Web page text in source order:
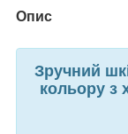
Опис
Зручний
кольору з